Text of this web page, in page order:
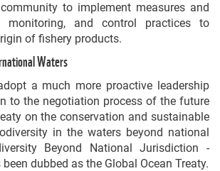
to implement measures and
monitoring, and control practices to
of fishery products.
Waters
a much more proactive leadership
to the negotiation process of the future
on the conservation and sustainable
in the waters beyond national
Beyond National Jurisdiction -
dubbed as the Global Ocean Treaty.